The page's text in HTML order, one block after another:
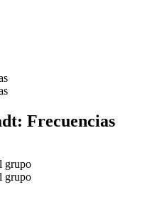
Frecuencias
grupo
grupo